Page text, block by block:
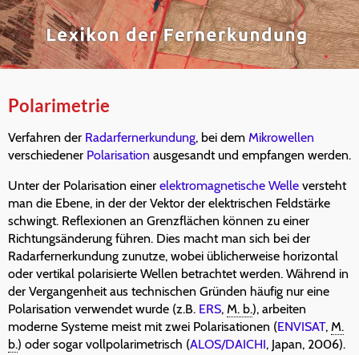
Polarimetrie
Verfahren der Radarfernerkundung, bei dem Mikrowellen
verschiedener Polarisation ausgesandt und empfangen werden.
Unter der Polarisation einer elektromagnetische Welle versteht
man die Ebene, in der der Vektor der elektrischen Feldstärke
schwingt. Reflexionen an Grenzflächen können zu einer
Richtungsänderung führen. Dies macht man sich bei der
Radarfernerkundung zunutze, wobei üblicherweise horizontal
oder vertikal polarisierte Wellen betrachtet werden. Während in
der Vergangenheit aus technischen Gründen häufig nur eine
Polarisation verwendet wurde (z.B. ERS, M. b.), arbeiten
moderne Systeme meist mit zwei Polarisationen (ENVISAT, M.
b.) oder sogar vollpolarimetrisch (ALOS/DAICHI, Japan, 2006).